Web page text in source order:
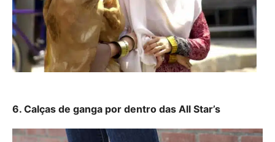
6. Calças de ganga por dentro das All Star’s